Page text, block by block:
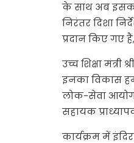
के साथ अब
निरंतर दिशा
प्रदान किए गए
उच्च शिक्षा
इनका विकास
लोक-सेवा आयोग
सहायक
कार्यक्रम में